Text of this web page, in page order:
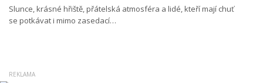
Slunce, krásné hřiště, přátelská atmosféra a lidé, kteří mají chuť
se potkávat i mimo zasedací…